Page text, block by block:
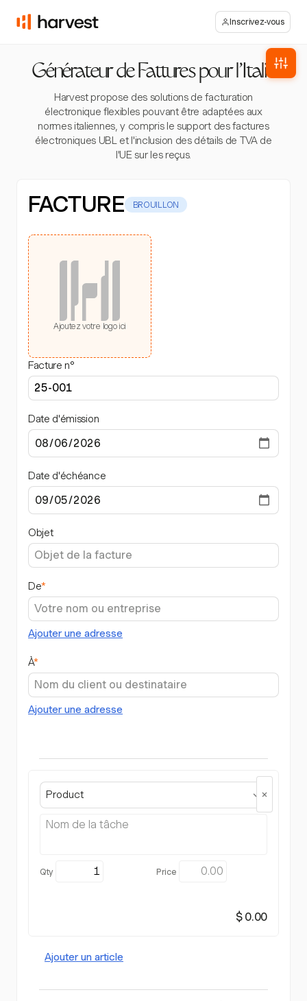
Inscrivez-vous
Générateur de Fattures pour l'Italie
Harvest propose des solutions de facturation
électronique flexibles pouvant être adaptées aux
normes italiennes, y compris le support des factures
électroniques UBL et l'inclusion des détails de TVA de
l'UE sur les reçus.
FACTURE BROUILLON
Ajoutez votre logo ici
Facture n°
Date d'émission
Date d'échéance
Objet
De*
Ajouter une adresse
À*
Ajouter une adresse
Product
$ 0.00
Ajouter un article